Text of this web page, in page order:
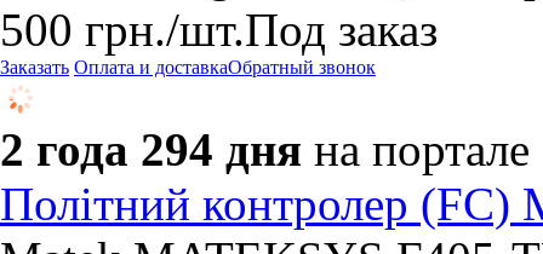
500 грн./шт.Под заказ
Заказать Оплата и доставкаОбратный звонок
2 года 294 дня на портале
Політний контролер